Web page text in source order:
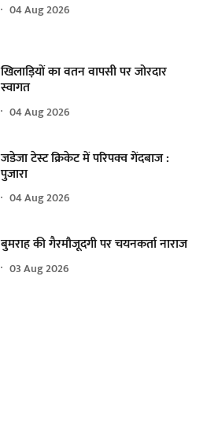
04 Aug 2026
खिलाड़ियों का वतन वापसी पर जोरदार
स्वागत
04 Aug 2026
जडेजा टेस्ट क्रिकेट में परिपक्व गेंदबाज :
पुजारा
04 Aug 2026
बुमराह की गैरमौजूदगी पर चयनकर्ता नाराज
03 Aug 2026